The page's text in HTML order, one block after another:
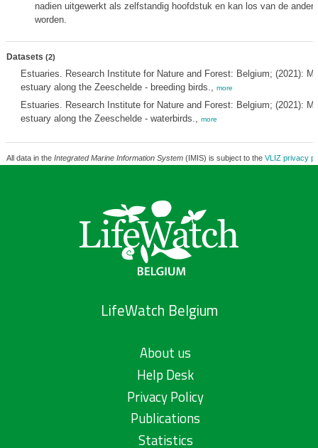
nadien uitgewerkt als zelfstandig hoofdstuk en kan los van de
worden.
Datasets (2)
Estuaries. Research Institute for Nature and Forest: Belgium; (2021):
estuary along the Zeeschelde - breeding birds., more
Estuaries. Research Institute for Nature and Forest: Belgium; (2021):
estuary along the Zeeschelde - waterbirds., more
All data in the Integrated Marine Information System(IMIS) is subject to the VLIZ privacy
LifeWatch Belgium
About us
Help Desk
Privacy Policy
Publications
Statistics